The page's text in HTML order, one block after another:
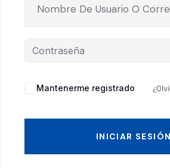
Mantenerme registrado
INICIAR SESIÓN